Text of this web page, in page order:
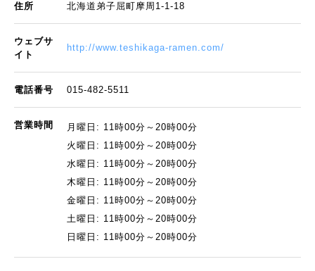
住所 北海道弟子屈町摩周1-1-18
ウェブサ
イト
http://www.teshikaga-ramen.com/
電話番号 015-482-5511
営業時間
月曜日: 11時00分～20時00分
火曜日: 11時00分～20時00分
水曜日: 11時00分～20時00分
木曜日: 11時00分～20時00分
金曜日: 11時00分～20時00分
土曜日: 11時00分～20時00分
日曜日: 11時00分～20時00分